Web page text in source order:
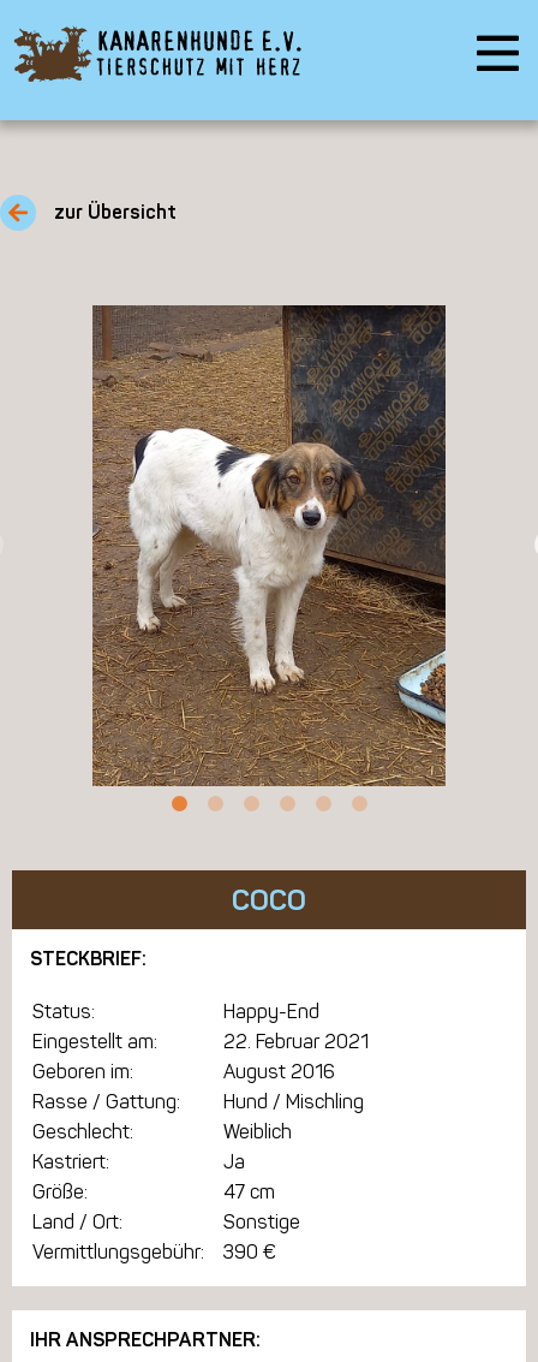
zur Übersicht
COCO
STECKBRIEF:
Status:
Happy-End
Eingestellt am:
22. Februar 2021
Geboren im:
August 2016
Rasse / Gattung:
Hund / Mischling
Geschlecht:
Weiblich
Kastriert:
Ja
Größe:
47 cm
Land / Ort:
Sonstige
Vermittlungsgebühr:
390 €
IHR ANSPRECHPARTNER: